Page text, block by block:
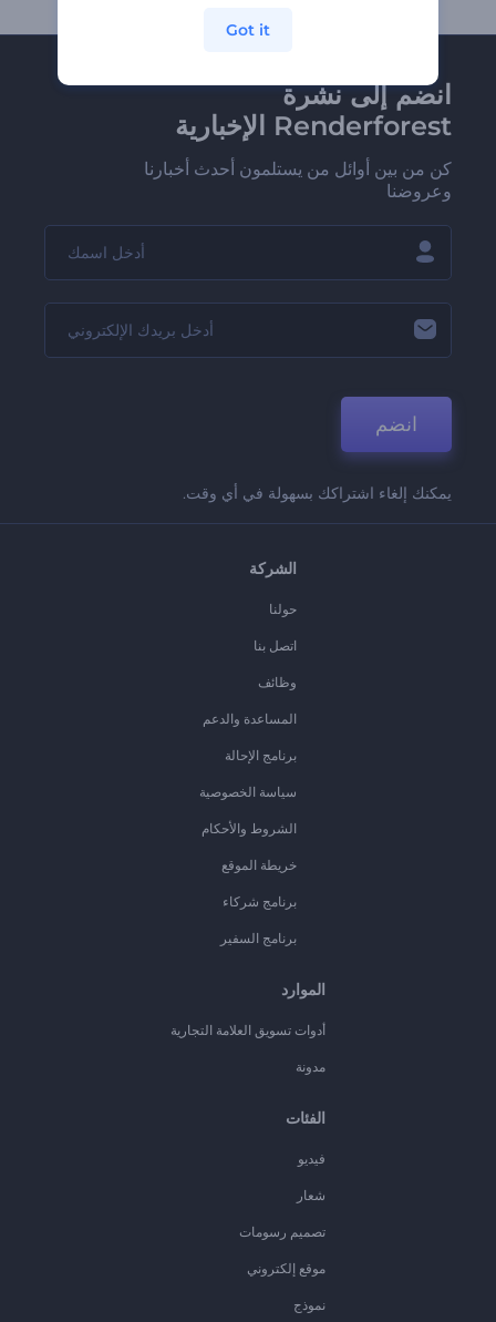
انضم إلى نشرة
Renderforest الإخبارية
كن من بين أوائل من يستلمون أحدث أخبارنا
وعروضنا
انضم
يمكنك إلغاء اشتراكك بسهولة في أي وقت.
الشركة
حولنا
اتصل بنا
وظائف
المساعدة والدعم
برنامج الإحالة
سياسة الخصوصية
الشروط والأحكام
خريطة الموقع
برنامج شركاء
برنامج السفير
الموارد
أدوات تسويق العلامة التجارية
مدونة
الفئات
فيديو
شعار
تصميم رسومات
موقع إلكتروني
نموذج
Got it